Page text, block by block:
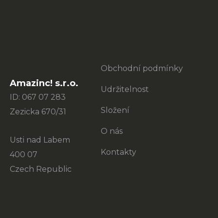
Amazinc! s.r.o.
ID: 067 07 283
Zezicka 670/31
Usti nad Labem
400 07
Czech Republic
Obchodní podmínky
Udržitelnost
Složení
O nás
Kontakty